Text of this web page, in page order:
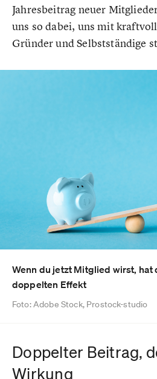
Jahresbeitrag neuer
uns so dabei, uns mit
Gründer und Selbstständige
Wenn du jetzt Mitglied wirst, hat
doppelten Effekt
Foto: Adobe Stock, Prostock-studio
Doppelter Beitrag,
Wirkung